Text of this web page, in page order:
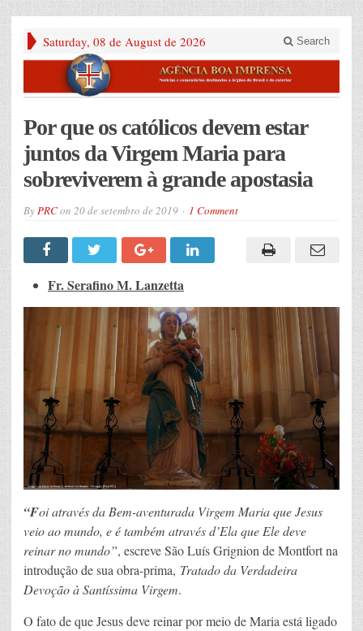
Saturday, 08 de August de 2026 Search
Por que os católicos devem estar
juntos da Virgem Maria para
sobreviverem à grande apostasia
ByPRCon 20 de setembro de 2019 1 Comment
Fr. Serafino M. Lanzetta
“Foi através da Bem-aventurada Virgem Maria que Jesus
veio ao mundo, e é também através d’Ela que Ele deve
reinar no mundo”, escreve São Luís Grignion de Montfort na
introdução de sua obra-prima, Tratado da Verdadeira
Devoção à Santíssima Virgem.
O fato de que Jesus deve reinar por meio de Maria está ligado